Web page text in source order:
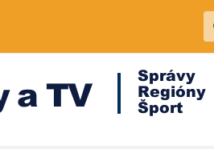
a TV
Správy
Regióny
Šport